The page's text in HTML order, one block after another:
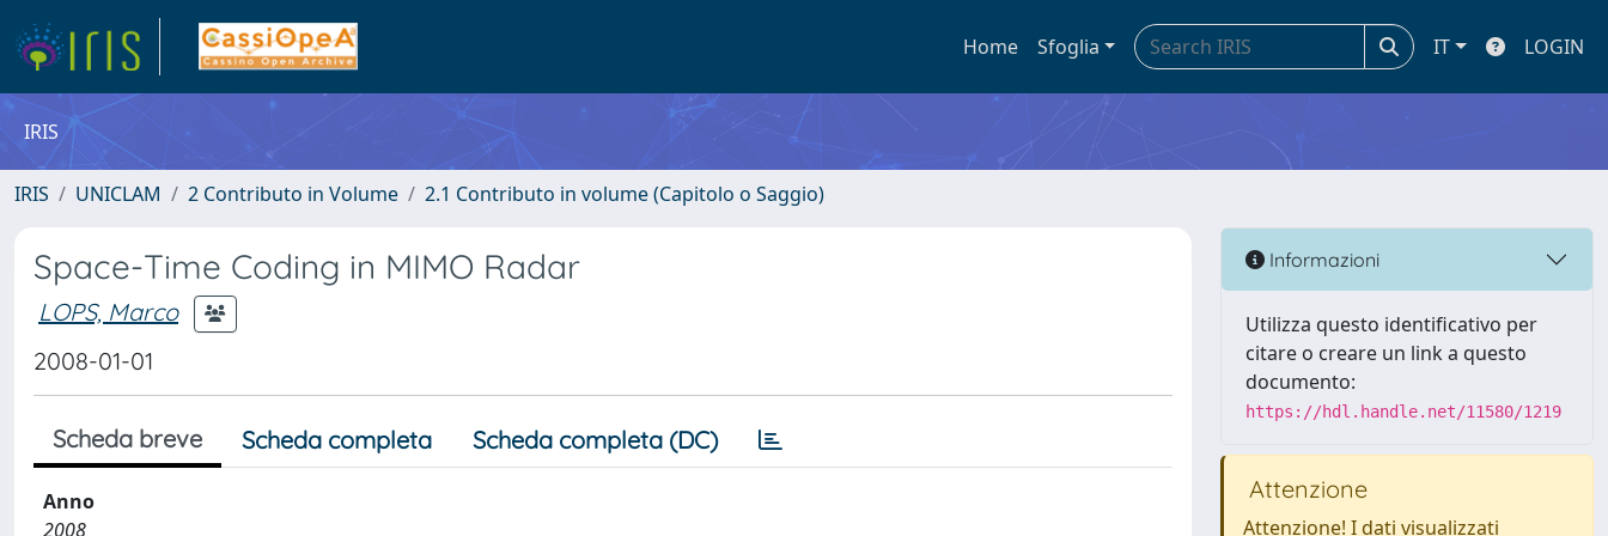
Home Sfoglia IT LOGIN
IRIS
IRIS UNICLAM 2 Contributo in Volume 2.1 Contributo in volume (Capitolo o Saggio)
Space-Time Coding in MIMO Radar
LOPS, Marco
2008-01-01
Scheda breve Scheda completa Scheda completa (DC)
Anno
2008
Informazioni
Utilizza questo identificativo per
citare o creare un link a questo
documento:
https://hdl.handle.net/11580/1219
Attenzione
Attenzione! I dati visualizzati